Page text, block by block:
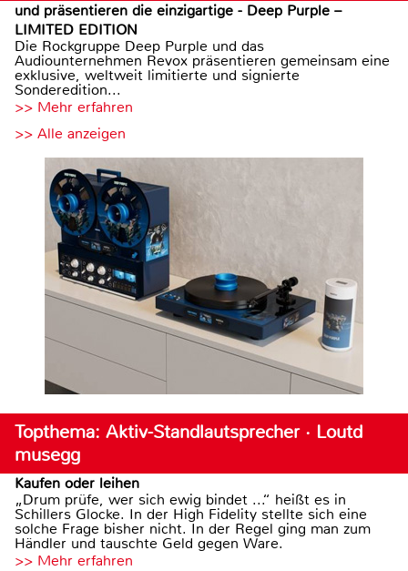
und präsentieren die einzigartige - Deep Purple –
LIMITED EDITION
Die Rockgruppe Deep Purple und das
Audiounternehmen Revox präsentieren gemeinsam eine
exklusive, weltweit limitierte und signierte
Sonderedition...
>> Mehr erfahren
>> Alle anzeigen
Topthema: Aktiv-Standlautsprecher · Loutd
musegg
Kaufen oder leihen
„Drum prüfe, wer sich ewig bindet ...“ heißt es in
Schillers Glocke. In der High Fidelity stellte sich eine
solche Frage bisher nicht. In der Regel ging man zum
Händler und tauschte Geld gegen Ware.
>> Mehr erfahren